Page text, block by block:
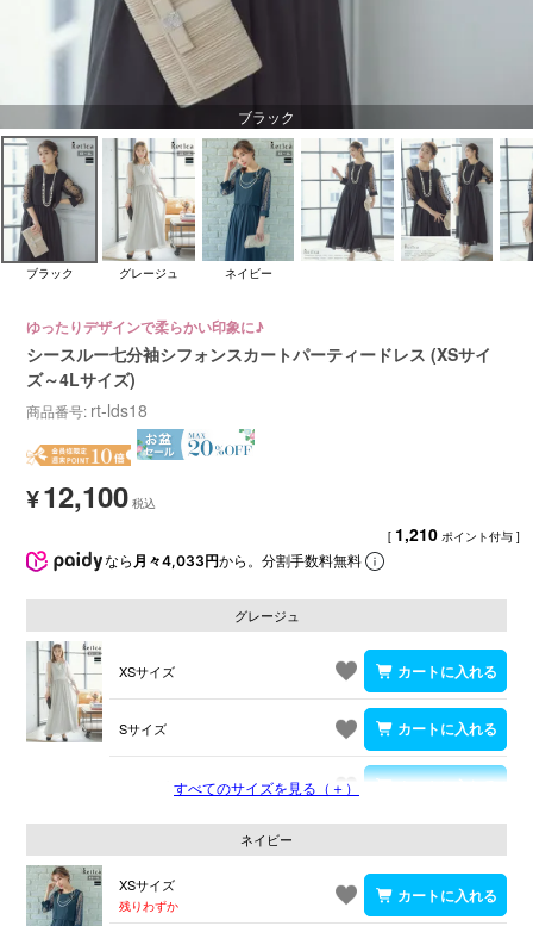
ブラック
ブラック グレージュ ネイビー
ゆったりデザインで柔らかい印象に♪
シースルー七分袖シフォンスカートパーティードレス (XSサイ
ズ～4Lサイズ)
商品番号 rt-lds18
¥12,100
[ 1,210 ポイント付与 ]
なら 月々4,033円から。分割手数料無料
グレージュ
XSサイズ
Sサイズ
すべてのサイズを見る（＋）
ネイビー
XSサイズ
残りわずか